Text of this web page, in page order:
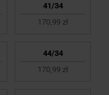
41/34
170,99 zł
44/34
170,99 zł